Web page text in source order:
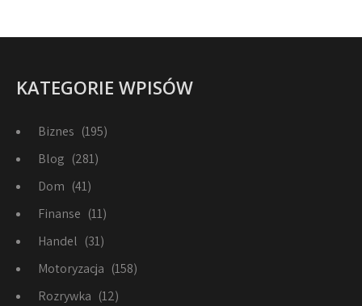
KATEGORIE WPISÓW
Biznes (195)
Blog (281)
Dom (41)
Finanse (11)
Handel (31)
Motoryzacja (158)
Rozrywka (12)